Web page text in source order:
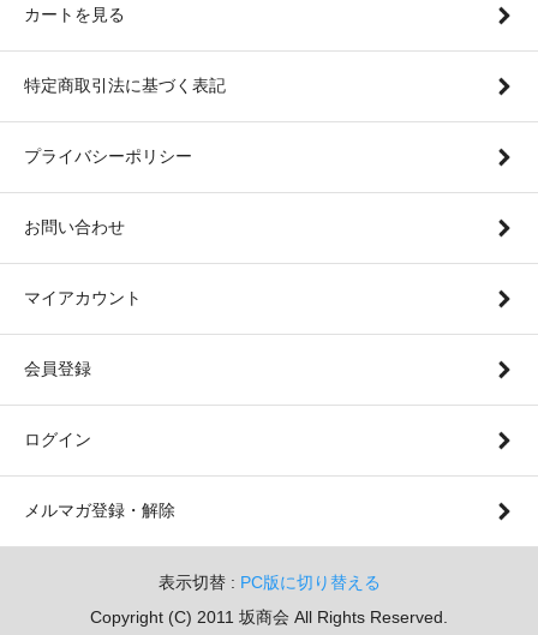
カートを見る
特定商取引法に基づく表記
プライバシーポリシー
お問い合わせ
マイアカウント
会員登録
ログイン
メルマガ登録・解除
表示切替 : PC版に切り替える
Copyright (C) 2011 坂商会 All Rights Reserved.